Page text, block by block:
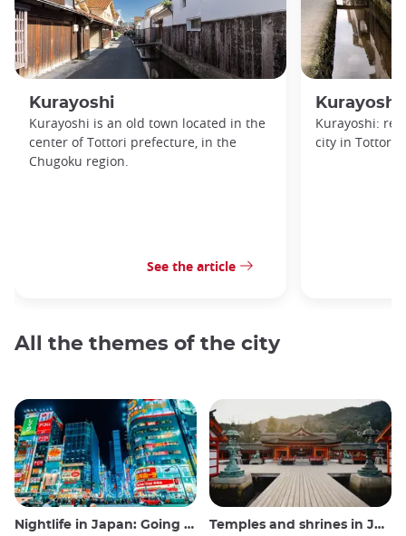
Kurayoshi
Kurayoshi is an old town located in the
center of Tottori prefecture, in the
Chugoku region.
See the article
Kurayoshi
Kurayoshi:
city in Tottori
All the themes of the city
Nightlife in Japan: Going out, seeing and drinking Temples and shrines in Japan